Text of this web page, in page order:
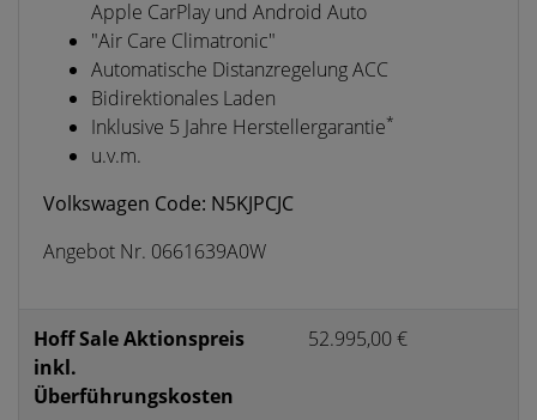
Apple CarPlay und Android Auto
"Air Care Climatronic"
Automatische Distanzregelung ACC
Bidirektionales Laden
Inklusive 5 Jahre Herstellergarantie*
u.v.m.
Volkswagen Code: N5KJPCJC
Angebot Nr. 0661639A0W
Hoff Sale Aktionspreis
inkl.
Überführungskosten
52.995,00 €